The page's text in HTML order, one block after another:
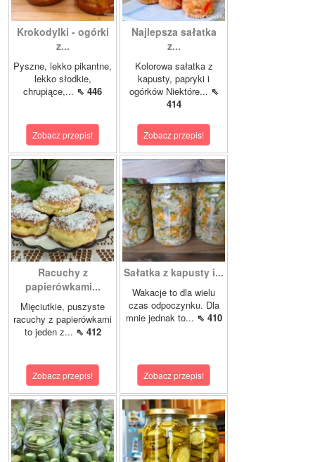
Krokodylki - ogórki
z...
Pyszne, lekko pikantne,
lekko słodkie,
chrupiące,... ⇖ 446
Zobacz przepis!
Najlepsza sałatka
z...
Kolorowa sałatka z
kapusty, papryki i
ogórków Niektóre... ⇖
414
Zobacz przepis!
Racuchy z
papierówkami...
Mięciutkie, puszyste
racuchy z papierówkami
to jeden z... ⇖ 412
Zobacz przepis!
Sałatka z kapusty i...
Wakacje to dla wielu
czas odpoczynku. Dla
mnie jednak to... ⇖ 410
Zobacz przepis!